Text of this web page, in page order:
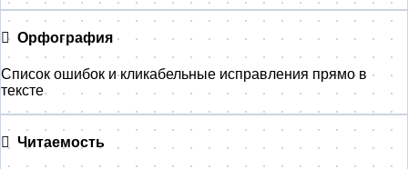
Орфография
Список ошибок и кликабельные исправления прямо в
тексте
Читаемость